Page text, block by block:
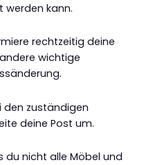
kann.
rechtzeitig deine
wichtige
den zuständigen
deine Post um.
du nicht alle Möbel und